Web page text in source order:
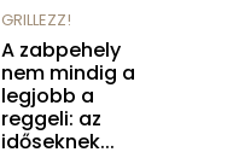
GRILLEZZ!
A zabpehely
nem mindig a
legjobb a
reggeli: az
időseknek...